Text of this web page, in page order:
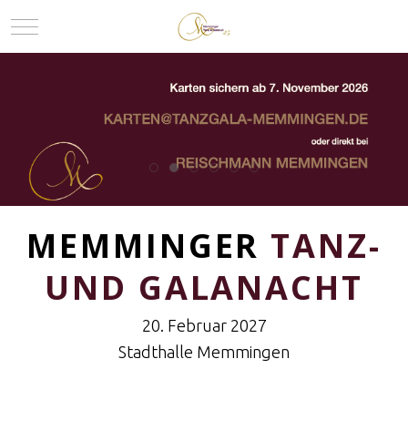
Mobile Menu Toggle
MEMMINGER TANZ-
UND GALANACHT
20. Februar 2027
Stadthalle Memmingen